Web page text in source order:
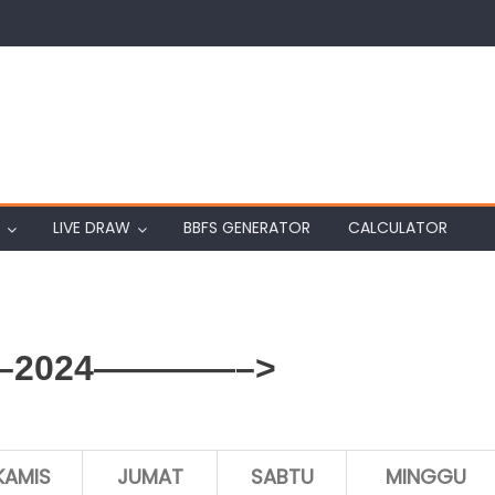
LIVE DRAW BBFS GENERATOR CALCULATOR
JUMAT SABTU MINGGU